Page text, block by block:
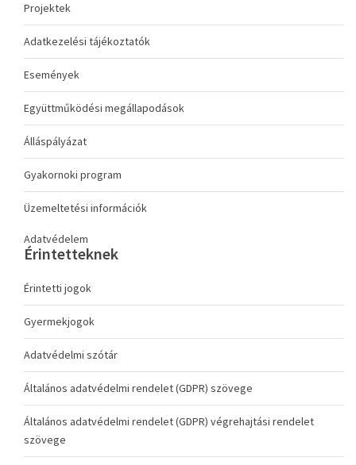
Projektek
Adatkezelési tájékoztatók
Események
Együttműködési megállapodások
Álláspályázat
Gyakornoki program
Üzemeltetési információk
Adatvédelem
Érintetteknek
Érintetti jogok
Gyermekjogok
Adatvédelmi szótár
Általános adatvédelmi rendelet (GDPR) szövege
Általános adatvédelmi rendelet (GDPR) végrehajtási rendelet
szövege